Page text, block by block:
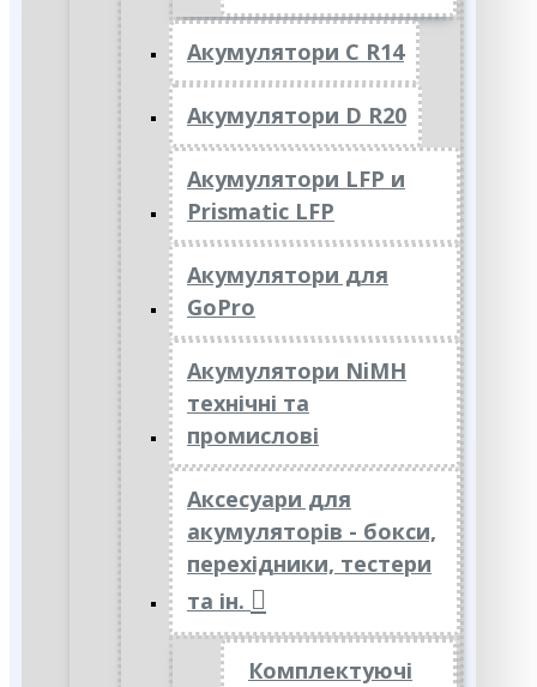
Акумулятори C R14
Акумулятори D R20
Акумулятори LFP и
Prismatic LFP
Акумулятори для
GoPro
Акумулятори NiMH
технічні та
промислові
Аксесуари для
акумуляторів - бокси,
перехідники, тестери
та ін.
Комплектуючі